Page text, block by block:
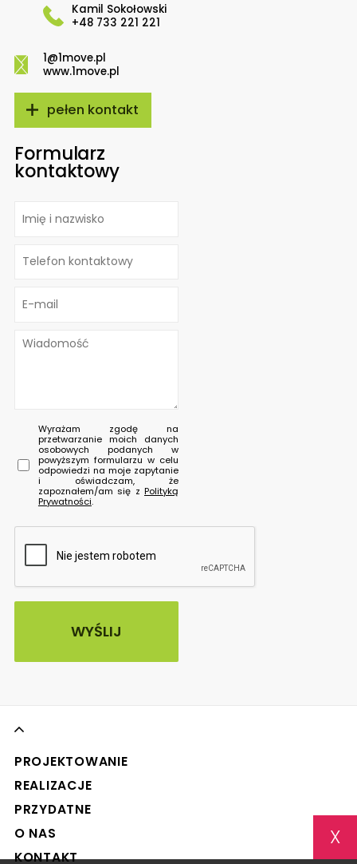
Kamil Sokołowski
+48 733 221 221
1@1move.pl
www.1move.pl
pełen kontakt
Formularz
kontaktowy
Wyrażam zgodę na
przetwarzanie moich danych
osobowych podanych w
powyższym formularzu w celu
odpowiedzi na moje zapytanie
i oświadczam, że
zapoznałem/am się z Polityką
Prywatności.
PROJEKTOWANIE
REALIZACJE
PRZYDATNE
O NAS
KONTAKT
X